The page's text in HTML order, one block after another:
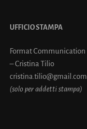
UFFICIO STAMPA
Format Communication
– Cristina Tilio
cristina.tilio@gmail.com
(solo per addetti stampa)